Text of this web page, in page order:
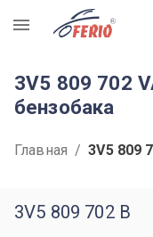
R
3V5 809 702
бензобака
Главная / 3V5 809
3V5 809 702 B